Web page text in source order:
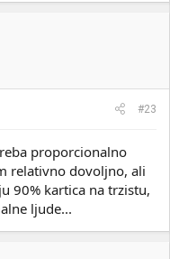
#23
proporcionalno
relativno dovoljno, ali
90% kartica na trzistu,
ljude...